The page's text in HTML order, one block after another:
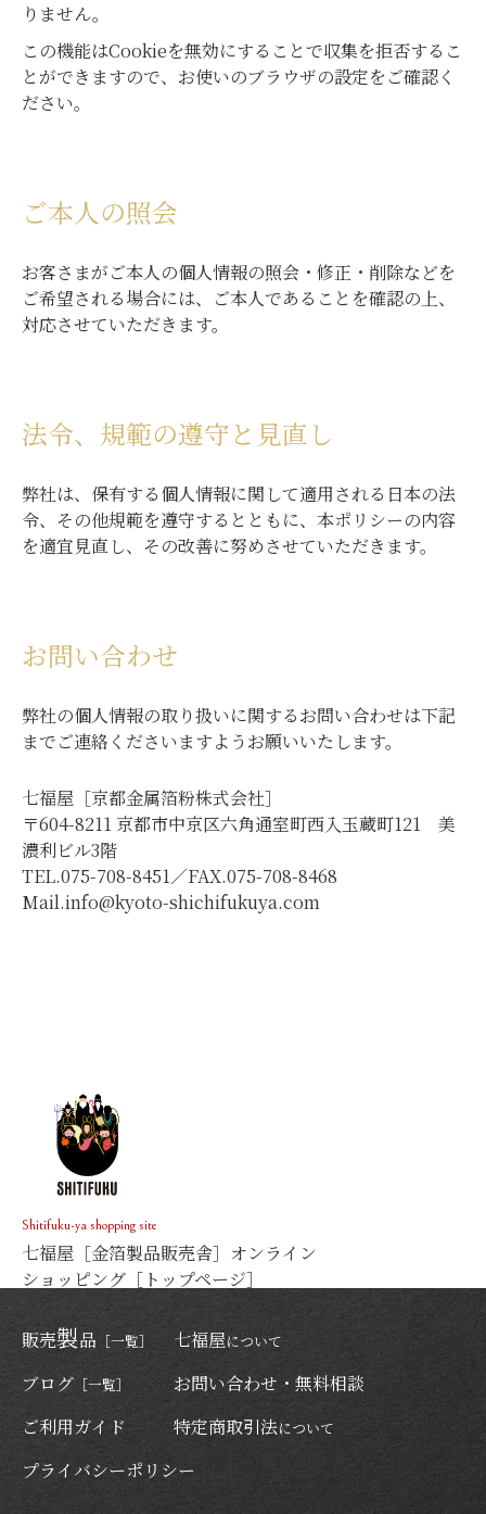
りません。
この機能はCookieを無効にすることで収集を拒否するこ
とができますので、お使いのブラウザの設定をご確認く
ださい。
ご本人の照会
お客さまがご本人の個人情報の照会・修正・削除などを
ご希望される場合には、ご本人であることを確認の上、
対応させていただきます。
法令、規範の遵守と見直し
弊社は、保有する個人情報に関して適用される日本の法
令、その他規範を遵守するとともに、本ポリシーの内容
を適宜見直し、その改善に努めさせていただきます。
お問い合わせ
弊社の個人情報の取り扱いに関するお問い合わせは下記
までご連絡くださいますようお願いいたします。
七福屋［京都金属箔粉株式会社］
〒604-8211 京都市中京区六角通室町西入玉蔵町121 美
濃利ビル3階
TEL.075-708-8451／FAX.075-708-8468
Mail.info@kyoto-shichifukuya.com
七福屋［金箔製品販売舎］オンライン
ショッピング［トップページ］
販売製品 ［一覧］ 七福屋について
ブログ ［一覧］
お問い合わせ・無料相談
ご利用ガイド
特定商取引法について
プライバシーポリシー